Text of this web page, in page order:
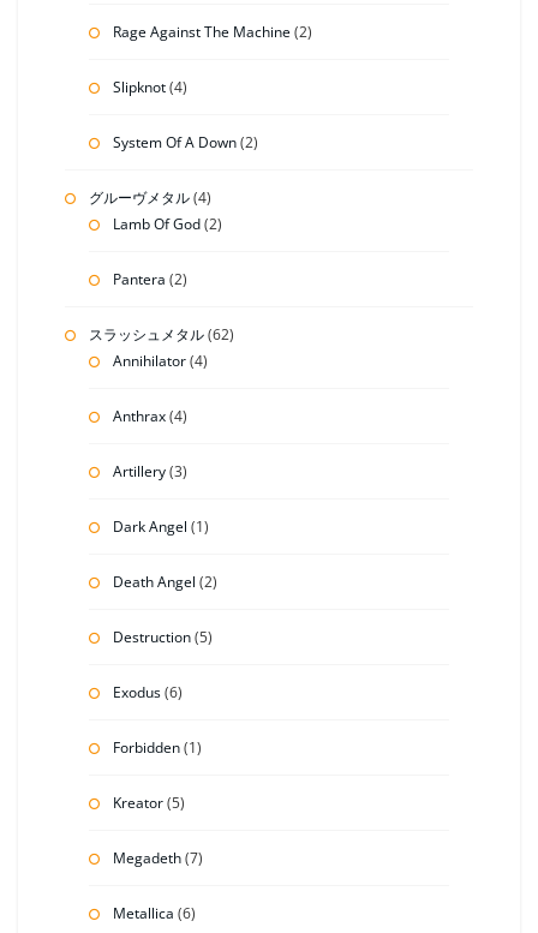
Rage Against The Machine(2)
Slipknot(4)
System Of A Down(2)
グルーヴメタル(4)
Lamb Of God(2)
Pantera (2)
スラッシュメタル(62)
Annihilator(4)
Anthrax(4)
Artillery(3)
Dark Angel (1)
Death Angel (2)
Destruction(5)
Exodus(6)
Forbidden(1)
Kreator(5)
Megadeth(7)
Metallica (6)